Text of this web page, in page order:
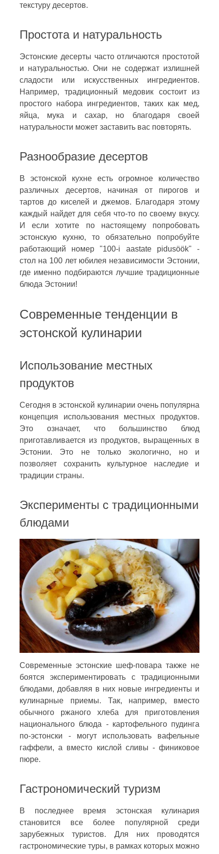
текстуру десертов.
Простота и натуральность
Эстонские десерты часто отличаются простотой
и натуральностью. Они не содержат излишней
сладости или искусственных ингредиентов.
Например, традиционный медовик состоит из
простого набора ингредиентов, таких как мед,
яйца, мука и сахар, но благодаря своей
натуральности может заставить вас повторять.
Разнообразие десертов
В эстонской кухне есть огромное количество
различных десертов, начиная от пирогов и
тартов до киселей и джемов. Благодаря этому
каждый найдет для себя что-то по своему вкусу.
И если хотите по настоящему попробовать
эстонскую кухню, то обязательно попробуйте
работающий номер "100-i aastate pidusöök" -
стол на 100 лет юбилея независимости Эстонии,
где именно подбираются лучшие традиционные
блюда Эстонии!
Современные тенденции в
эстонской кулинарии
Использование местных
продуктов
Сегодня в эстонской кулинарии очень популярна
концепция использования местных продуктов.
Это означает, что большинство блюд
приготавливается из продуктов, выращенных в
Эстонии. Это не только экологично, но и
позволяет сохранить культурное наследие и
традиции страны.
Эксперименты с традиционными
блюдами
Современные эстонские шеф-повара также не
боятся экспериментировать с традиционными
блюдами, добавляя в них новые ингредиенты и
кулинарные приемы. Так, например, вместо
обычного ржаного хлеба для приготовления
национального блюда - картофельного пудинга
по-эстонски - могут использовать вафельные
гаффели, а вместо кислой сливы - финиковое
пюре.
Гастрономический туризм
В последнее время эстонская кулинария
становится все более популярной среди
зарубежных туристов. Для них проводятся
гастрономические туры, в рамках которых можно